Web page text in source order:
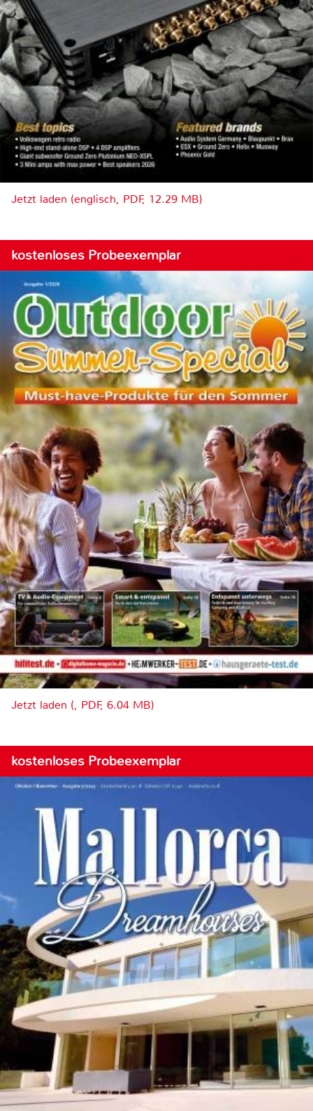
Jetzt laden (englisch, PDF, 12.29 MB)
kostenloses Probeexemplar
Jetzt laden (, PDF, 6.04 MB)
kostenloses Probeexemplar